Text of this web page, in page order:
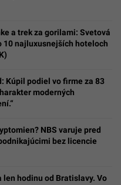
a trek za gorilami: Svetová
10 najluxusnejších hoteloch
Kúpil podiel vo firme za 83
moderných
NBS varuje pred
bez licencie
len hodinu od Bratislavy. Vo